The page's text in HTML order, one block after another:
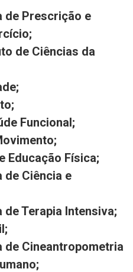
de Prescrição e
;
de Ciências da
;
;
Funcional;
Educação Física;
de Ciência e
Terapia Intensiva;
;
de Cineantropometria
;